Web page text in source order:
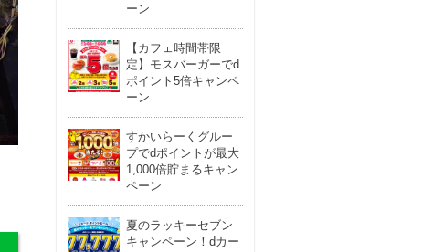
ーン
【カフェ時間帯限
定】モスバーガーでd
ポイント5倍キャンペ
ーン
すかいらーくグルー
プでdポイントが最大
1,000倍貯まるキャン
ペーン
夏のラッキーセブン
キャンペーン！dカー